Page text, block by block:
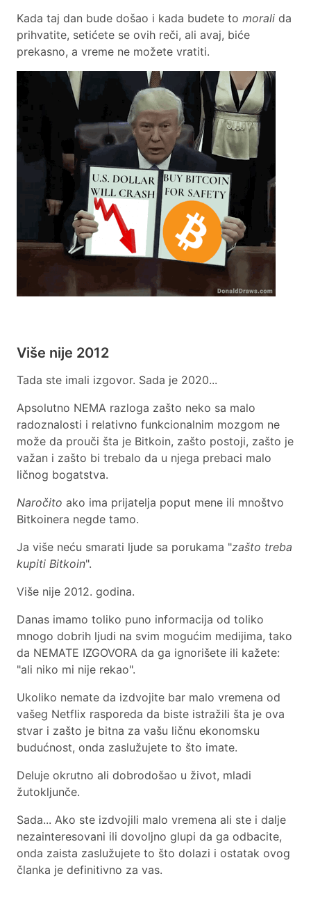
Kada taj dan bude došao i kada budete to morali da
prihvatite, setićete se ovih reči, ali avaj, biće
prekasno, a vreme ne možete vratiti.
Više nije 2012
Tada ste imali izgovor. Sada je 2020...
Apsolutno NEMA razloga zašto neko sa malo
radoznalosti i relativno funkcionalnim mozgom ne
može da prouči šta je Bitkoin, zašto postoji, zašto je
važan i zašto bi trebalo da u njega prebaci malo
ličnog bogatstva.
Naročito ako ima prijatelja poput mene ili mnoštvo
Bitkoinera negde tamo.
Ja više neću smarati ljude sa porukama "zašto treba
kupiti Bitkoin".
Više nije 2012. godina.
Danas imamo toliko puno informacija od toliko
mnogo dobrih ljudi na svim mogućim medijima, tako
da NEMATE IZGOVORA da ga ignorišete ili kažete:
"ali niko mi nije rekao".
Ukoliko nemate da izdvojite bar malo vremena od
vašeg Netflix rasporeda da biste istražili šta je ova
stvar i zašto je bitna za vašu ličnu ekonomsku
budućnost, onda zaslužujete to što imate.
Deluje okrutno ali dobrodošao u život, mladi
žutokljunče.
Sada... Ako ste izdvojili malo vremena ali ste i dalje
nezainteresovani ili dovoljno glupi da ga odbacite,
onda zaista zaslužujete to što dolazi i ostatak ovog
članka je definitivno za vas.